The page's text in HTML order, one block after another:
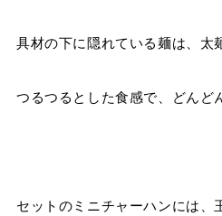
具材の下に隠れている麺は、太
つるつるとした食感で、どんど
セットのミニチャーハンには、